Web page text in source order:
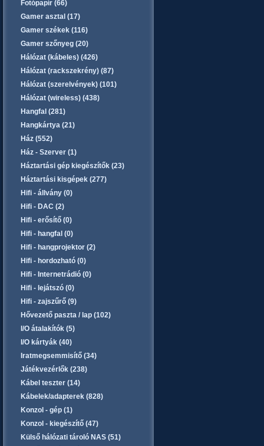
Fotópapír (66)
Gamer asztal (17)
Gamer székek (116)
Gamer szőnyeg (20)
Hálózat (kábeles) (426)
Hálózat (rackszekrény) (87)
Hálózat (szerelvények) (101)
Hálózat (wireless) (438)
Hangfal (281)
Hangkártya (21)
Ház (552)
Ház - Szerver (1)
Háztartási gép kiegészítők (23)
Háztartási kisgépek (277)
Hifi - állvány (0)
Hifi - DAC (2)
Hifi - erősítő (0)
Hifi - hangfal (0)
Hifi - hangprojektor (2)
Hifi - hordozható (0)
Hifi - Internetrádió (0)
Hifi - lejátszó (0)
Hifi - zajszűrő (9)
Hővezető paszta / lap (102)
I/O átalakítók (5)
I/O kártyák (40)
Iratmegsemmisítő (34)
Játékvezérlők (238)
Kábel teszter (14)
Kábelek/adapterek (828)
Konzol - gép (1)
Konzol - kiegészítő (47)
Külső hálózati tároló NAS (51)